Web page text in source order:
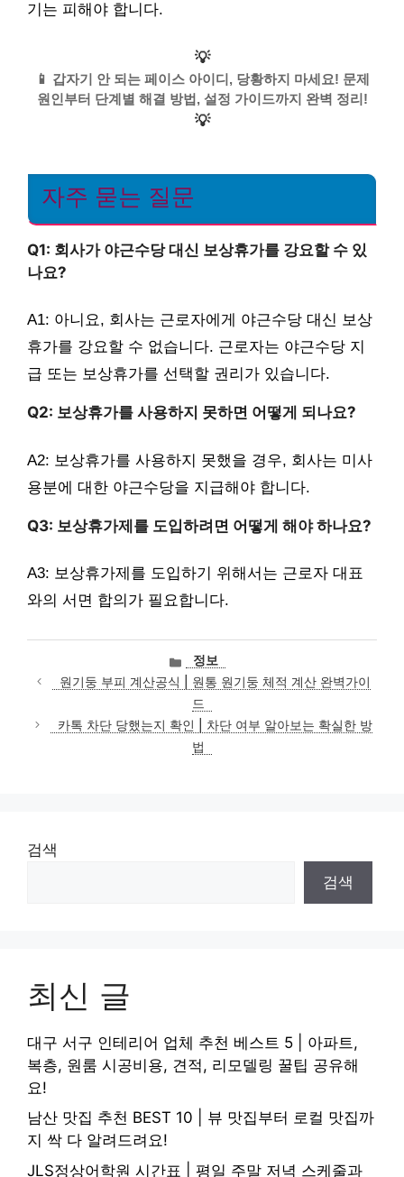
기는 피해야 합니다.
💡
📱 갑자기 안 되는 페이스 아이디, 당황하지 마세요! 문제
원인부터 단계별 해결 방법, 설정 가이드까지 완벽 정리!
💡
자주 묻는 질문
Q1: 회사가 야근수당 대신 보상휴가를 강요할 수 있
나요?
A1: 아니요, 회사는 근로자에게 야근수당 대신 보상
휴가를 강요할 수 없습니다. 근로자는 야근수당 지
급 또는 보상휴가를 선택할 권리가 있습니다.
Q2: 보상휴가를 사용하지 못하면 어떻게 되나요?
A2: 보상휴가를 사용하지 못했을 경우, 회사는 미사
용분에 대한 야근수당을 지급해야 합니다.
Q3: 보상휴가제를 도입하려면 어떻게 해야 하나요?
A3: 보상휴가제를 도입하기 위해서는 근로자 대표
와의 서면 합의가 필요합니다.
카
테
고
리
정보
원기둥 부피 계산공식 | 원통 원기둥 체적 계산 완벽가이
드
카톡 차단 당했는지 확인 | 차단 여부 알아보는 확실한 방
법
검색
검색
최신 글
대구 서구 인테리어 업체 추천 베스트 5 | 아파트,
복층, 원룸 시공비용, 견적, 리모델링 꿀팁 공유해
요!
남산 맛집 추천 BEST 10 | 뷰 맛집부터 로컬 맛집까
지 싹 다 알려드려요!
JLS정상어학원 시간표 | 평일 주말 저녁 스케줄과